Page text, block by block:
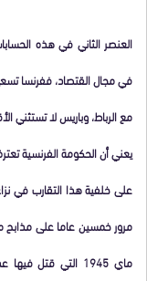
العنصر الثاني في هذه
في مجال القتصاد، ففرنسا
مع الرباط، وباريس لا تستثني
يعني أن الحكومة الفرنسية
على خلفية هذا التقارب في
ماي 1945 التي